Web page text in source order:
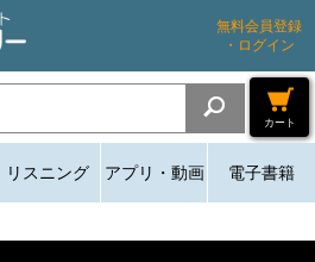
無料会員登録
・ログイン
カート
リスニング アプリ・動画 電子書籍